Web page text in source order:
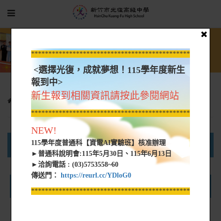
專案特區 新生專區 新生服裝費費用
高中部首頁 國中部首頁 新生專區
新 生 服 裝 費
*****************************************************
<選擇光復，成就夢想！115學年度新生
報到中>
新生報到相關資訊請按此參閱網站
*****************************************************
NEW!
115學年度普通科【資電AI實驗班】核准辦理
►普通科說明會:115年5月30日、115年6月13日
►洽詢電話 : (03)5753558~60
傳送門： https://reurl.cc/YDloG0
*****************************************************